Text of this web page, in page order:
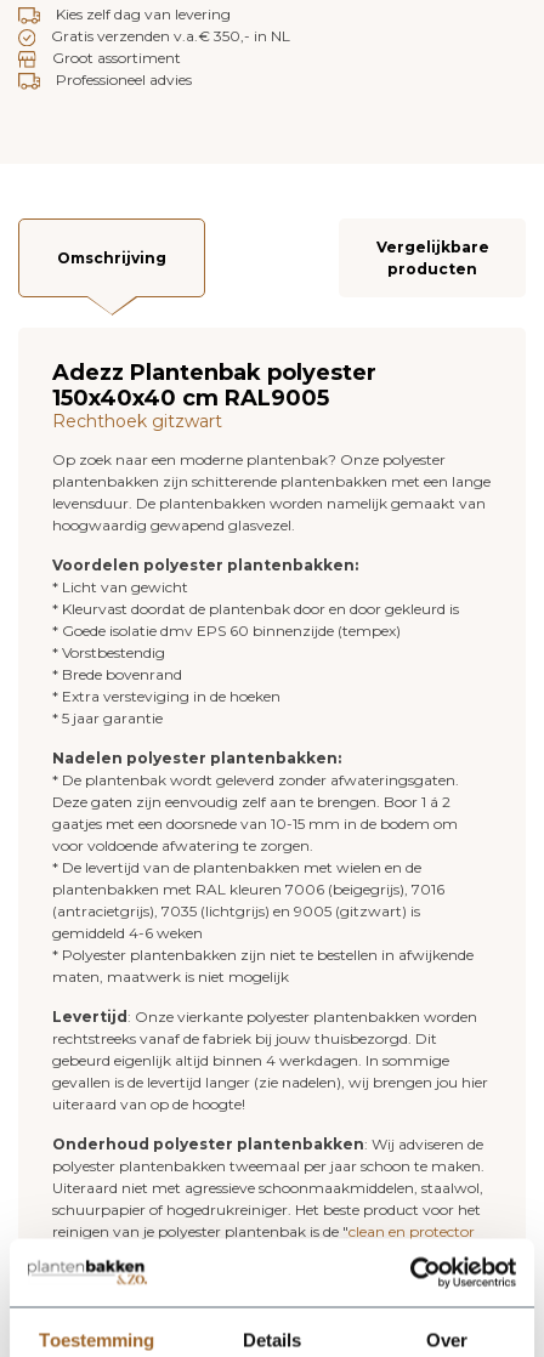
Toestemming Details Over
Kies zelf dag van levering
Gratis verzenden v.a.€ 350,- in NL
Groot assortiment
Professioneel advies
Omschrijving
Vergelijkbare
producten
Adezz Plantenbak polyester
150x40x40 cm RAL9005
Rechthoek gitzwart
Op zoek naar een moderne plantenbak? Onze polyester
plantenbakken zijn schitterende plantenbakken met een lange
levensduur. De plantenbakken worden namelijk gemaakt van
hoogwaardig gewapend glasvezel.
Voordelen polyester plantenbakken:
* Licht van gewicht
* Kleurvast doordat de plantenbak door en door gekleurd is
* Goede isolatie dmv EPS 60 binnenzijde (tempex)
* Vorstbestendig
* Brede bovenrand
* Extra versteviging in de hoeken
* 5 jaar garantie
Nadelen polyester plantenbakken:
* De plantenbak wordt geleverd zonder afwateringsgaten.
Deze gaten zijn eenvoudig zelf aan te brengen. Boor 1 á 2
gaatjes met een doorsnede van 10-15 mm in de bodem om
voor voldoende afwatering te zorgen.
* De levertijd van de plantenbakken met wielen en de
plantenbakken met RAL kleuren 7006 (beigegrijs), 7016
(antracietgrijs), 7035 (lichtgrijs) en 9005 (gitzwart) is
gemiddeld 4-6 weken
* Polyester plantenbakken zijn niet te bestellen in afwijkende
maten, maatwerk is niet mogelijk
Levertijd : Onze vierkante polyester plantenbakken worden
rechtstreeks vanaf de fabriek bij jouw thuisbezorgd. Dit
gebeurd eigenlijk altijd binnen 4 werkdagen. In sommige
gevallen is de levertijd langer (zie nadelen), wij brengen jou hier
uiteraard van op de hoogte!
Onderhoud polyester plantenbakken: Wij adviseren de
polyester plantenbakken tweemaal per jaar schoon te maken.
Uiteraard niet met agressieve schoonmaakmiddelen, staalwol,
schuurpapier of hogedrukreiniger. Het beste product voor het
reinigen van je polyester plantenbak is de "clean en protector
". Dit middel reinigt je polyester plantenbak en geeft je
plantenbak een nieuwe beschermlaag.
onderstaande RAL kleuren